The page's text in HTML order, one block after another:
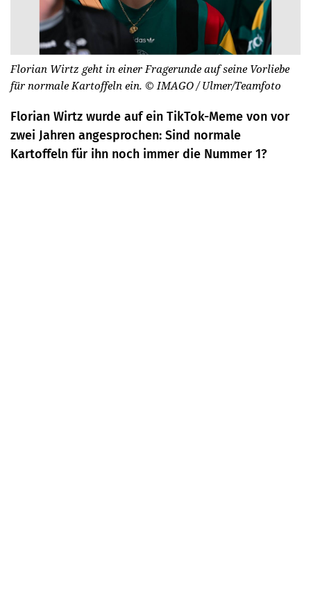
Florian Wirtz geht in einer Fragerunde auf seine Vorliebe
für normale Kartoffeln ein. © IMAGO / Ulmer/Teamfoto
Florian Wirtz wurde auf ein TikTok-Meme von vor
zwei Jahren angesprochen: Sind normale
Kartoffeln für ihn noch immer die Nummer 1?